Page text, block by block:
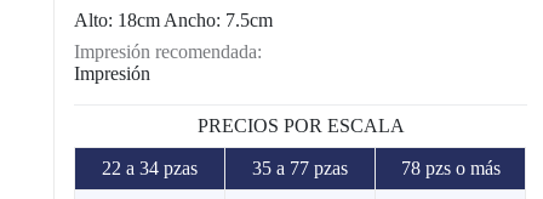
Alto: 18cm Ancho: 7.5cm
Impresión recomendada:
Impresión
PRECIOS POR ESCALA
22 a 34 pzas 35 a 77 pzas 78 pzs o más